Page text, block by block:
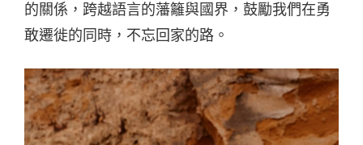
的關係，跨越語言的藩籬與國界，鼓勵我們在勇
敢遷徙的同時，不忘回家的路。